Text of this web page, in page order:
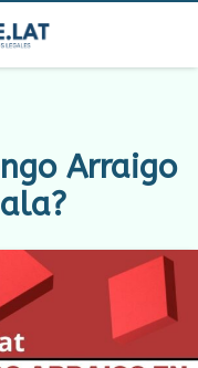
Arraigo